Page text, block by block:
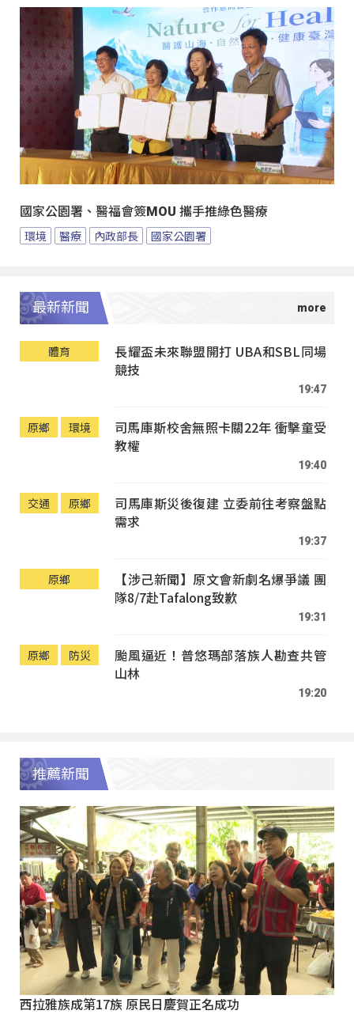
國家公園署、醫福會簽MOU 攜手推綠色醫療
環境 醫療 內政部長 國家公園署
最新新聞
體育
長耀盃未來聯盟開打 UBA和SBL同場
競技
19:47
原鄉 環境
司馬庫斯校舍無照卡關22年 衝擊童受
教權
19:40
交通 原鄉
司馬庫斯災後復建 立委前往考察盤點
需求
19:37
原鄉
【涉己新聞】原文會新劇名爆爭議 團
隊8/7赴Tafalong致歉
19:31
原鄉 防災
颱風逼近！普悠瑪部落族人勘查共管
山林
19:20
推薦新聞
西拉雅族成第17族 原民日慶賀正名成功